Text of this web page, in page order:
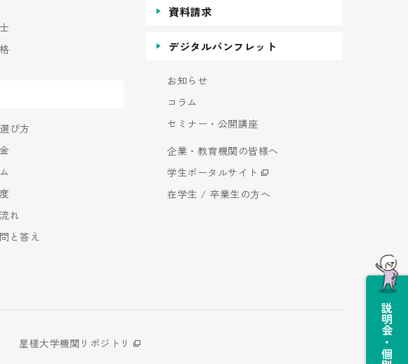
び方
れ
と答え
資料請求
デジタルパンフレット
お知らせ
コラム
セミナー・公開講座
企業・教育機関の皆様へ
学生ポータルサイト
在学生 / 卒業生の方へ
星槎大学機関リポジトリ